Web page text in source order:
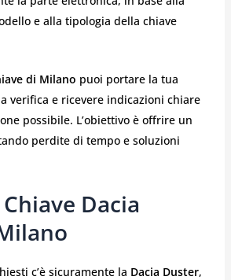
e alla tipologia della chiave
di Milano puoi portare la tua
verifica e ricevere indicazioni chiare
possibile. L’obiettivo è offrire un
perdite di tempo e soluzioni
Dacia
c’è sicuramente la Dacia Duster,